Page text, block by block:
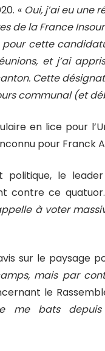
«Oui, j’ai eu une
de la France
pour cette
et j’ai
Cette
communal (et
en lice pour
pour Franck
le
contre ce
à voter
sur le paysage
mais par
le
bats depuis